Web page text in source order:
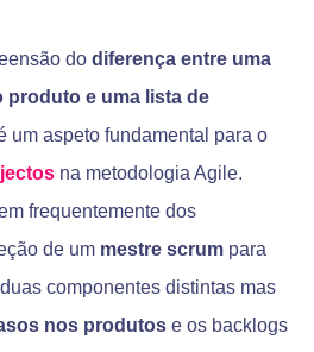
do diferença entre uma
produto e uma lista de
um aspeto fundamental para o
na metodologia Agile.
frequentemente dos
de um mestre scrum para
componentes distintas mas
nos produtos e os backlogs